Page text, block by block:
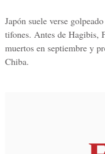
Japón suele verse
tifones. Antes de Hagibis,
muertos en septiembre y
Chiba.